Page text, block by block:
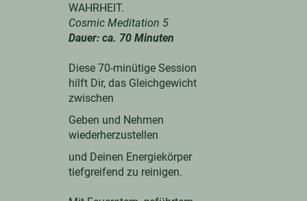
WAHRHEIT.
Cosmic Meditation 5
Dauer: ca. 70 Minuten
Diese 70-minütige Session
hilft Dir, das Gleichgewicht
zwischen
Geben und Nehmen
wiederherzustellen
und Deinen Energiekörper
tiefgreifend zu reinigen.